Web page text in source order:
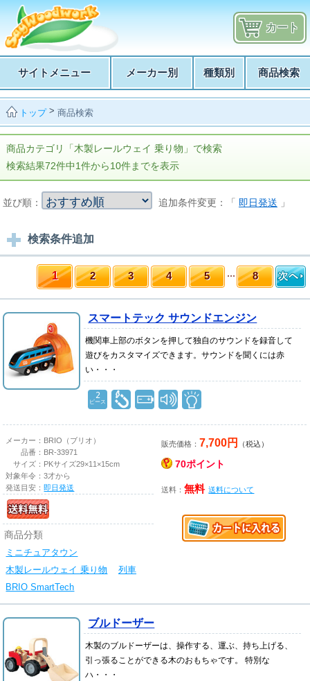
カート
サイトメニュー メーカー別 種類別 商品検索
トップ>商品検索
商品カテゴリ「木製レールウェイ 乗り物」で検索
検索結果72件中1件から10件までを表示
並び順： 追加条件変更：「 即日発送 」
検索条件追加
1 2 3 4 5 8
スマートテック サウンドエンジン
機関車上部のボタンを押して独自のサウンドを録音して
遊びをカスタマイズできます。サウンドを聞くには赤
い・・・
2
ピース
メーカー： BRIO（ブリオ）
品番： BR-33971
サイズ： PKサイズ29×11×15cm
対象年令：3才から
発送目安：即日発送
商品分類
ミニチュアタウン
木製レールウェイ 乗り物
列車
BRIO SmartTech
販売価格： 7,700円 （税込）
70ポイント
送料：無料 送料について
ブルドーザー
木製のブルドーザーは、操作する、運ぶ、持ち上げる、
引っ張ることができる木のおもちゃです。 特別な
ハ・・・